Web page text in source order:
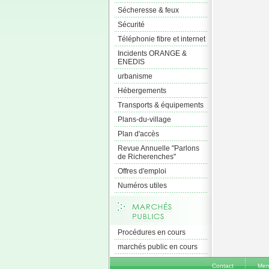
Sécheresse & feux
Sécurité
Téléphonie fibre et internet
Incidents ORANGE &
ENEDIS
urbanisme
Hébergements
Transports & équipements
Plans-du-village
Plan d'accès
Revue Annuelle "Parlons
de Richerenches"
Offres d'emploi
Numéros utiles
Procédures en cours
marchés public en cours
Contact